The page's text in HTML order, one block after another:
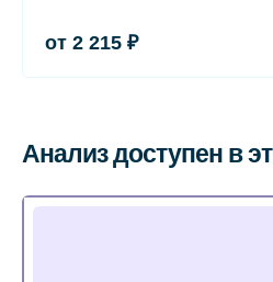
от 2 215 ₽
Анализ доступен в